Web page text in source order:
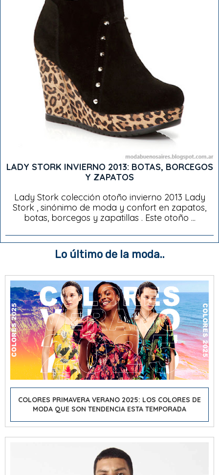
LADY STORK INVIERNO 2013: BOTAS, BORCEGOS
Y ZAPATOS
Lady Stork colección otoño invierno 2013 Lady
Stork , sinónimo de moda y confort en zapatos,
botas, borcegos y zapatillas . Este otoño ...
Lo último de la moda..
COLORES PRIMAVERA VERANO 2025: LOS COLORES DE
MODA QUE SON TENDENCIA ESTA TEMPORADA